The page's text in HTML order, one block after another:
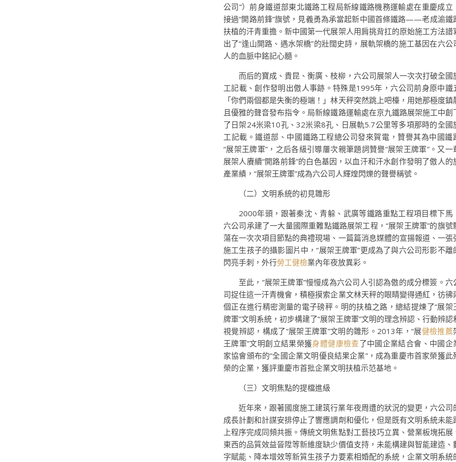
公司”）前身鐵道部東北鐵路工程局新線鐵路機務運輸處在重慶成立
接過“開路前鋒”旗號，見義勇為承當起新中國首條鐵路——老成渝鐵
扶植的汗青重擔。新中國第一代展架人用肩挑背扛的原始施工方法譜
出了“逢山開路、遇水架橋”的壯闊史詩，展軌架橋的施工基因在六公
人的血脈中銘記心髓。
而后的寶成、貴昆、衡廣、枝柳，六公司展架人一次次打破全國
工記載、創作發明出傲人事跡。特殊是1995年，六公司前身原中鐵
「你們兩個都是失衡的極端！」林天秤突然跳上吧檯，用她那極度鎮
且優雅的聲音發布指令。局新線鐵路運輸處在京九鐵路展架施工中創
了日架24米梁10孔、32米梁8孔、日展軌5.7公里等多項那時的全國
工記載。鐵道部、中國鐵路工程總公司發來賀電，贊譽其為中國鐵
“展架王牌軍”，之后各級引導屢次親筆題詞贊譽“展架王牌軍”。又一
展架人賡續“開路前鋒”的白色基因，以血汗和汗水創作發明了傲人的
產業績，“展架王牌軍”成為六公司人輝煌閃爍的聲譽稱號。
（二）文明系統的初見雛形
2000年頭，跟著秦沈、青躲、武廣等鐵路重點工程項目標下馬
六公司承建了一大量國際重難點鐵路展架工程，“展架王牌軍”的旗號
蕩在一次次項目節點的典禮現場、一篇篇消息媒體的宣揚報道、一張
施工生孩子的攝影圖片中，“展架王牌軍”更成為了與六公司形影不離
閃亮手刺，外行勞工健檢業內年夜放異彩。
至此，“展架王牌軍”慢慢成為六公司人引認為傲的成分標簽。六
司捉住這一汗青機會，積極摸索企業文林天秤的眼睛變得通紅，彷彿
個正在進行精密測量的電子磅秤。明的扶植之路，總結提煉了“展架
牌軍”文明系統，初步構建了“展架王牌軍”文明的理念辨認、行動辨認
視覺辨認，構成了“展架王牌軍”文明的雛形。2013年，“展健檢推薦
王牌軍”文明創立結果榮獲身體健康檢查了中國企業結合會、中國企
家協會頒布的“全國企業文明優良結果企業”，成為重慶市首家榮獲此
榮的企業，獲評重慶市首批企業文明扶植示范基地。
（三）文明焦點的提檔進級
近年來，跟著國度施工建筑行業年夜周遭的狀況的變更，六公司
成長計劃和計謀安排停止了響應調劑和優化，但是既有文明系統未能
上程序完成同頻共振。傳統文明焦點對工藝技巧立異、營業板塊拓展
東西的品質效益晉陞等新維度缺少價值支持，未能構建與智能建造、
字賦能、降本增效等新質生孩子力要素相婚配的系統，企業文明系統